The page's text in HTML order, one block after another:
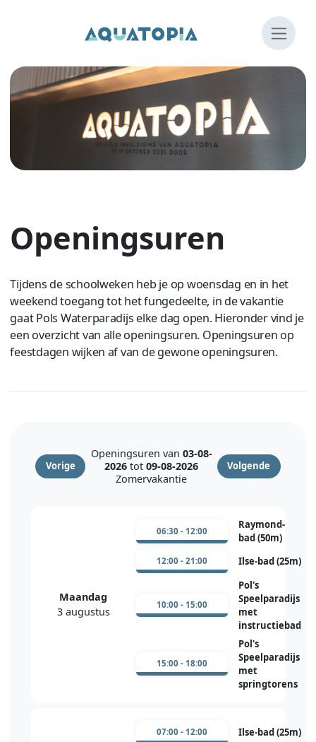
Openingsuren
Tijdens de schoolweken heb je op woensdag en in het
weekend toegang tot het fungedeelte, in de vakantie
gaat Pols Waterparadijs elke dag open. Hieronder vind je
een overzicht van alle openingsuren. Openingsuren op
feestdagen wijken af van de gewone openingsuren.
Vorige
Openingsuren van 03-08-
2026 tot 09-08-2026
Zomervakantie
Volgende
Maandag
3 augustus
06:30 - 12:00
Raymond-
bad (50m)
12:00 - 21:00 Ilse-bad (25m)
10:00 - 15:00
Pol's
Speelparadijs
met
instructiebad
15:00 - 18:00
Pol's
Speelparadijs
met
springtorens
07:00 - 12:00 Ilse-bad (25m)